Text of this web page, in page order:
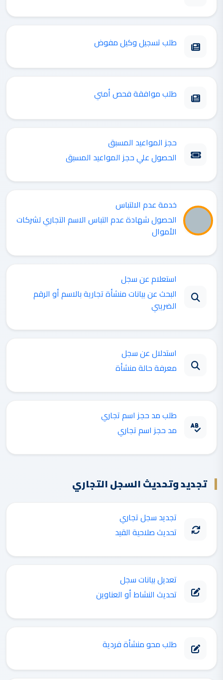
طلب تسجيل وكيل مفوض
طلب موافقة فحص أمني
حجز المواعيد المسبق
الحصول علي حجز المواعيد المسبق
خدمة عدم الالتباس
الحصول شهادة عدم التباس الاسم التجاري لشركات
الأموال
استعلام عن سجل
البحث عن بيانات منشأة تجارية بالاسم أو الرقم
الضريبي
استدلال عن سجل
معرفة حالة منشأة
طلب مد حجز اسم تجاري
مد حجز اسم تجاري
تجديد وتحديث السجل التجاري
تجديد سجل تجاري
تحديث صلاحية القيد
تعديل بيانات سجل
تحديث النشاط أو العناوين
طلب محو منشأة فردية